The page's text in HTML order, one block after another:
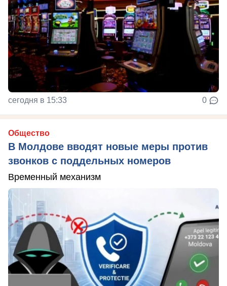
сегодня в 15:33 0
Общество
В Молдове вводят новые меры против
звонков с поддельных номеров
Временный механизм